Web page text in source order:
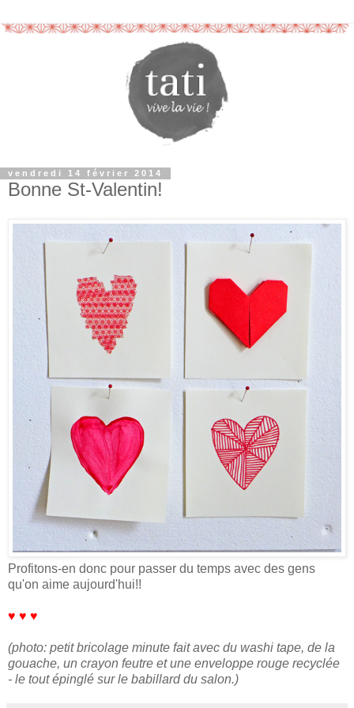
vendredi 14 février 2014
Bonne St-Valentin!
Profitons-en donc pour passer du temps avec des gens
qu'on aime aujourd'hui!!
♥ ♥ ♥
(photo: petit bricolage minute fait avec du washi tape, de la
gouache, un crayon feutre et une enveloppe rouge recyclée
- le tout épinglé sur le babillard du salon.)